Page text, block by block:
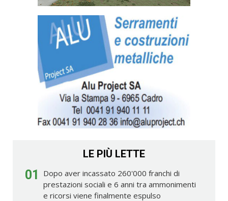
LE PIÙ LETTE
01
Dopo aver incassato 260'000 franchi di
prestazioni sociali e 6 anni tra ammonimenti
e ricorsi viene finalmente espulso